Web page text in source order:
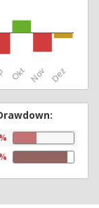
Okt Nov Dez